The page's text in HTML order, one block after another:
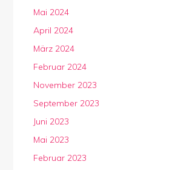
Mai 2024
April 2024
März 2024
Februar 2024
November 2023
September 2023
Juni 2023
Mai 2023
Februar 2023